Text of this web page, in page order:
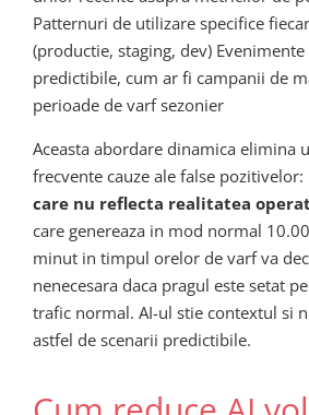
Patternuri de utilizare specifice
(productie, staging, dev)
predictibile, cum ar fi campanii de
perioade de varf sezonier
Aceasta abordare dinamica elimina
frecvente cauze ale false pozitivelor:
care nu reflecta realitatea
care genereaza in mod normal
minut in timpul orelor de varf va
nenecesara daca pragul este setat
trafic normal. AI-ul stie contextul si
astfel de scenarii predictibile.